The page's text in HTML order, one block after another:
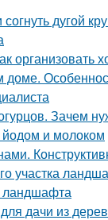
дугой
организовать
доме.
Зачем
и молоком
участка
дачи из